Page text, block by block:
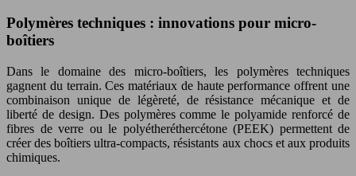
Polymères techniques : innovations pour micro-
boîtiers
Dans le domaine des micro-boîtiers, les polymères techniques
gagnent du terrain. Ces matériaux de haute performance offrent une
combinaison unique de légèreté, de résistance mécanique et de
liberté de design. Des polymères comme le polyamide renforcé de
fibres de verre ou le polyétheréthercétone (PEEK) permettent de
créer des boîtiers ultra-compacts, résistants aux chocs et aux produits
chimiques.